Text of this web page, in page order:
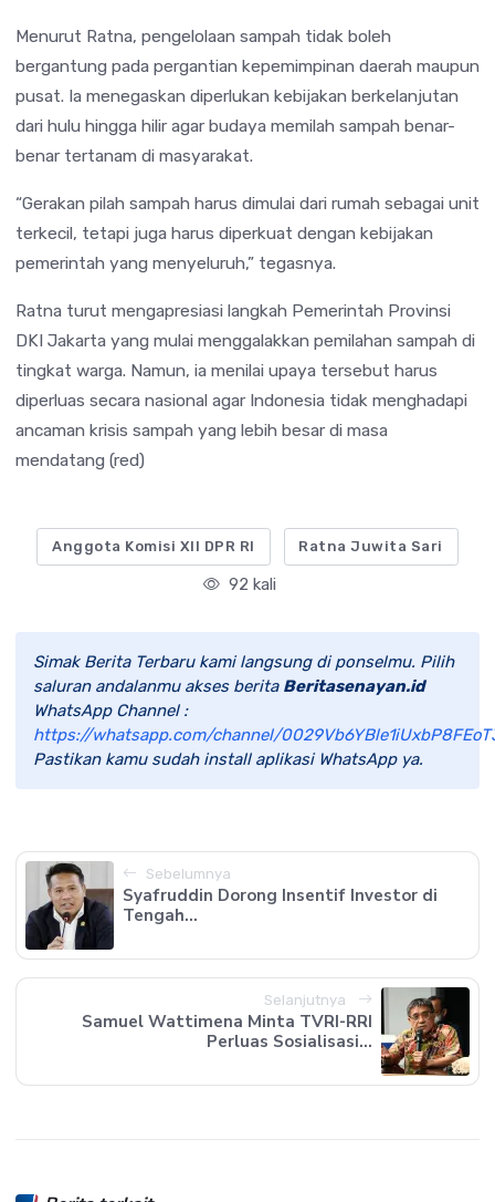
Menurut Ratna, pengelolaan sampah tidak boleh
bergantung pada pergantian kepemimpinan daerah maupun
pusat. Ia menegaskan diperlukan kebijakan berkelanjutan
dari hulu hingga hilir agar budaya memilah sampah benar-
benar tertanam di masyarakat.
“Gerakan pilah sampah harus dimulai dari rumah sebagai unit
terkecil, tetapi juga harus diperkuat dengan kebijakan
pemerintah yang menyeluruh,” tegasnya.
Ratna turut mengapresiasi langkah Pemerintah Provinsi
DKI Jakarta yang mulai menggalakkan pemilahan sampah di
tingkat warga. Namun, ia menilai upaya tersebut harus
diperluas secara nasional agar Indonesia tidak menghadapi
ancaman krisis sampah yang lebih besar di masa
mendatang (red)
Anggota Komisi XII DPR RI Ratna Juwita Sari
92 kali
Simak Berita Terbaru kami langsung di ponselmu. Pilih
saluran andalanmu akses berita Beritasenayan.id
WhatsApp Channel :
https://whatsapp.com/channel/
Pastikan kamu sudah install aplikasi WhatsApp ya.
Sebelumnya
Syafruddin Dorong Insentif Investor di
Tengah...
Selanjutnya
Samuel Wattimena Minta TVRI-RRI
Perluas Sosialisasi...